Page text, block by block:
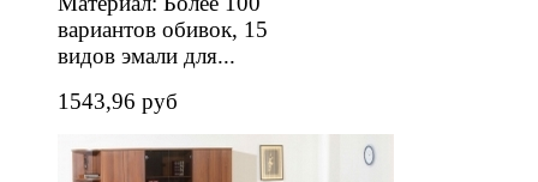
вариантов обивок, 15
видов эмали для...
1543,96 руб